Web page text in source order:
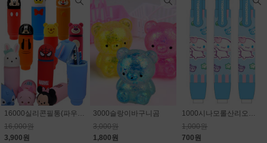
16000실리콘필통(파우치)_캐릭터 랜덤(마블,스티치,디즈니)75.6% 할인
16,000원
3,900원
3000슬랑이바구니곰
3,000원
1,800원
1000시나모롤산리오노크식지우개
1,000원
700원